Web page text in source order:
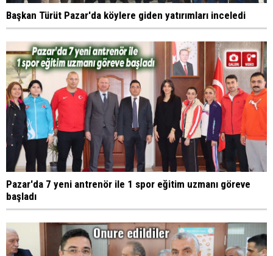
Başkan Türüt Pazar'da köylere giden yatırımları inceledi
Pazar'da 7 yeni antrenör ile 1 spor eğitim uzmanı göreve
başladı